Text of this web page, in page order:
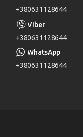
+380631128644
+380631128644
+380631128644